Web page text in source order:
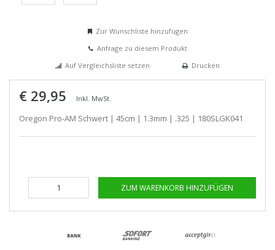
Zur Wunschliste hinzufügen
Anfrage zu diesem Produkt
Auf Vergleichsliste setzen
Drucken
€ 29,95 Inkl. MwSt.
Oregon Pro-AM Schwert | 45cm | 1.3mm | .325 | 180SLGK041
ZUM WARENKORB HINZUFÜGEN